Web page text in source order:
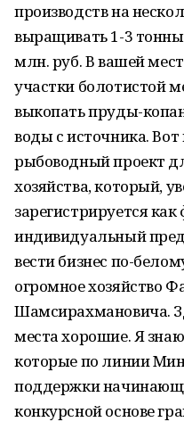
производств на
выращивать 1-3
млн. руб. В вашей
участки болотистой
выкопать пруды-
воды с источника.
рыбоводный проект
хозяйства, который,
зарегистрируется
индивидуальный
вести бизнес по-
огромное хозяйство
Шамсирахмановича.
места хорошие. Я
которые по линии
поддержки
конкурсной основе